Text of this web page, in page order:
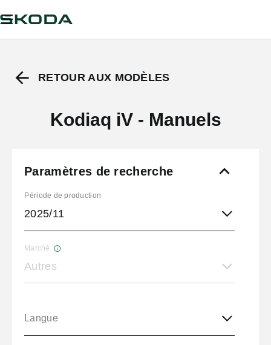
RETOUR AUX MODÈLES
Kodiaq iV - Manuels
Paramètres de recherche
Période de production
2025/11
Marché
Autres
Langue